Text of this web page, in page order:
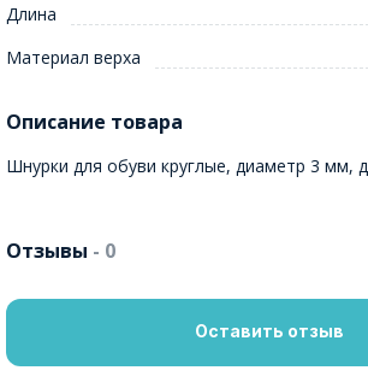
Длина
Материал верха
Описание товара
Шнурки для обуви круглые, диаметр 3 мм,
Отзывы - 0
Оставить отзыв